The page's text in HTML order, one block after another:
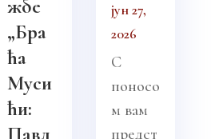
жбе
„Бра
ћа
Муси
ћи:
Павл
јун 27,
2026
С
поносо
м вам
предст